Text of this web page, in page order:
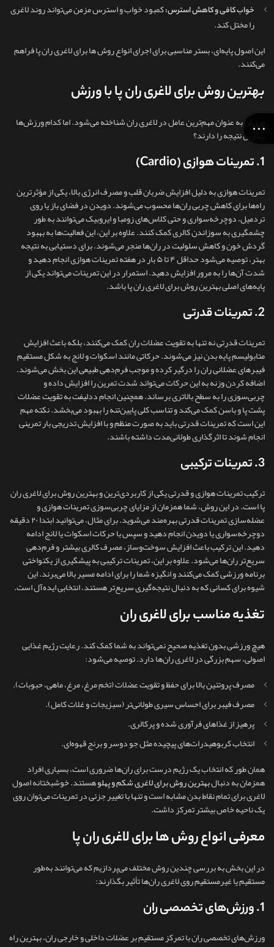
خواب کافی و کاهش استرس:کمبود خواب و استرس مزمن می‌تواند روند لاغری
را مختل کند.
این اصول پایه‌ای، بستر مناسبی برای اجرای انواع روش ها برای لاغری ران پا فراهم
می‌کنند.
بهترین روش برای لاغری ران پا با ورزش
ورزش به‌ عنوان مهم‌ترین عامل در لاغری ران شناخته می‌شود. اما کدام ورزش‌ها
بهترین نتیجه را دارند؟
1. تمرینات هوازی (Cardio)
تمرینات هوازی به دلیل افزایش ضربان قلب و مصرف انرژی بالا، یکی از مؤثرترین
راه‌ها برای کاهش چربی ران‌ها محسوب می‌شوند. دویدن در فضای باز یا روی
تردمیل، دوچرخه‌سواری و حتی کلاس‌های زومبا و ایروبیک می‌توانند به‌ طور
چشمگیری به سوزاندن کالری کمک کنند. علاوه بر این، این فعالیت‌ها به بهبود
گردش خون و کاهش سلولیت در ران‌ها منجر می‌شوند. برای دستیابی به نتیجه
بهتر، توصیه می‌شود حداقل ۴ تا ۵ بار در هفته تمرینات هوازی انجام دهید و
شدت آن‌ها را به‌ مرور افزایش دهید. استمرار در این تمرینات می‌تواند یکی از
پایه‌های اصلی بهترین روش برای لاغری ران پا باشد.
2. تمرینات قدرتی
تمرینات قدرتی نه تنها به تقویت عضلات ران کمک می‌کنند، بلکه باعث افزایش
متابولیسم پایه بدن نیز می‌شوند. حرکاتی مانند اسکوات و لانج به شکل مستقیم
فیبرهای عضلانی ران را درگیر کرده و موجب فرم‌دهی طبیعی این بخش می‌شوند.
اضافه کردن وزنه به این حرکات می‌تواند شدت تمرین را افزایش داده و
چربی‌سوزی را به سطح بالاتری برساند. همچنین انجام ددلیفت به تقویت عضلات
پشت پا و باسن کمک می‌کند و تناسب کلی پایین‌تنه را بهبود می‌بخشد. نکته مهم
این است که تمرینات قدرتی باید به‌ صورت منظم و با افزایش تدریجی بار تمرینی
انجام شوند تا اثرگذاری طولانی‌مدت داشته باشند.
3. تمرینات ترکیبی
ترکیب تمرینات هوازی و قدرتی یکی از کاربردی‌ترین و بهترین روش برای لاغری ران
پا است. در این روش، شما همزمان از مزایای چربی‌سوزی تمرینات هوازی و
عضله‌سازی تمرینات قدرتی بهره‌مند می‌شوید. برای مثال، می‌توانید ابتدا ۲۰ دقیقه
دوچرخه‌سواری یا دویدن انجام دهید و سپس با حرکات اسکوات یا لانج ادامه
دهید. این ترکیب باعث افزایش سوخت‌وساز، مصرف کالری بیشتر و فرم‌دهی
سریع‌تر ران‌ها می‌شود. علاوه بر این، تمرینات ترکیبی به پیشگیری از یکنواختی
برنامه ورزشی کمک می‌کنند و انگیزه شما را برای ادامه مسیر بالا می‌برند. این
شیوه برای کسانی که به دنبال نتیجه‌گیری سریع‌تر هستند، انتخابی ایده‌آل است.
تغذیه مناسب برای لاغری ران
هیچ ورزشی بدون تغذیه صحیح نمی‌تواند به شما کمک کند. رعایت رژیم غذایی
اصولی، سهم بزرگی در لاغری ران‌ها دارد. توصیه می‌شود:
مصرف پروتئین بالا برای حفظ و تقویت عضلات (تخم مرغ، مرغ، ماهی، حبوبات).
مصرف فیبر برای احساس سیری طولانی‌تر (سبزیجات و غلات کامل).
پرهیز از غذاهای فرآوری‌ شده و پرکالری.
انتخاب کربوهیدرات‌های پیچیده مثل جو دوسر و برنج قهوه‌ای.
همان‌ طور که انتخاب یک رژیم درست برای ران‌ها ضروری است، بسیاری افراد
همزمان به دنبالبهترین روش برای لاغری شکم و پهلوهستند. خوشبختانه اصول
لاغری برای تمام نقاط بدن مشابه است و تنها با تغییر جزئی در تمرینات می‌توان روی
یک ناحیه خاص بیشتر تمرکز داشت.
معرفی انواع روش ها برای لاغری ران پا
در این بخش به بررسی چندین روش مختلف می‌پردازیم که می‌توانند به‌طور
مستقیم یا غیرمستقیم روی لاغری ران‌ها تأثیر بگذارند:
1. ورزش‌های تخصصی ران
ورزش‌های تخصصی ران با تمرکز مستقیم بر عضلات داخلی و خارجی ران، بهترین راه